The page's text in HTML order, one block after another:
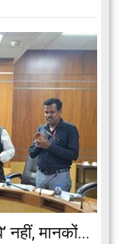
नहीं, मानकों...